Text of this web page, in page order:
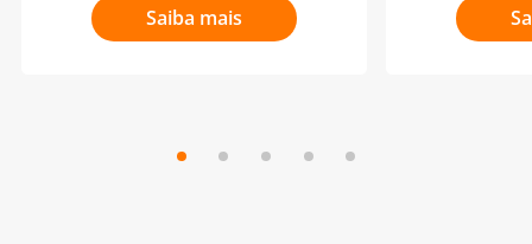
Saiba mais